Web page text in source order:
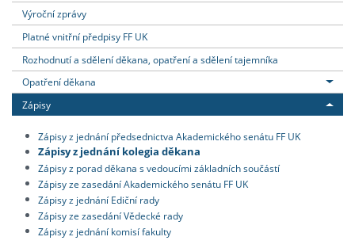
Výroční zprávy
Platné vnitřní předpisy FF UK
Rozhodnutí a sdělení děkana, opatření a sdělení tajemníka
Opatření děkana
Zápisy
Zápisy z jednání předsednictva Akademického senátu FF UK
Zápisy z jednání kolegia děkana
Zápisy z porad děkana s vedoucími základních součástí
Zápisy ze zasedání Akademického senátu FF UK
Zápisy z jednání Ediční rady
Zápisy ze zasedání Vědecké rady
Zápisy z jednání komisí fakulty